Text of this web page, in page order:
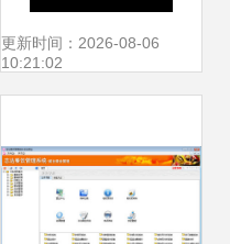
海食集天餐饮管理
更新时间：2026-08-06
10:21:02